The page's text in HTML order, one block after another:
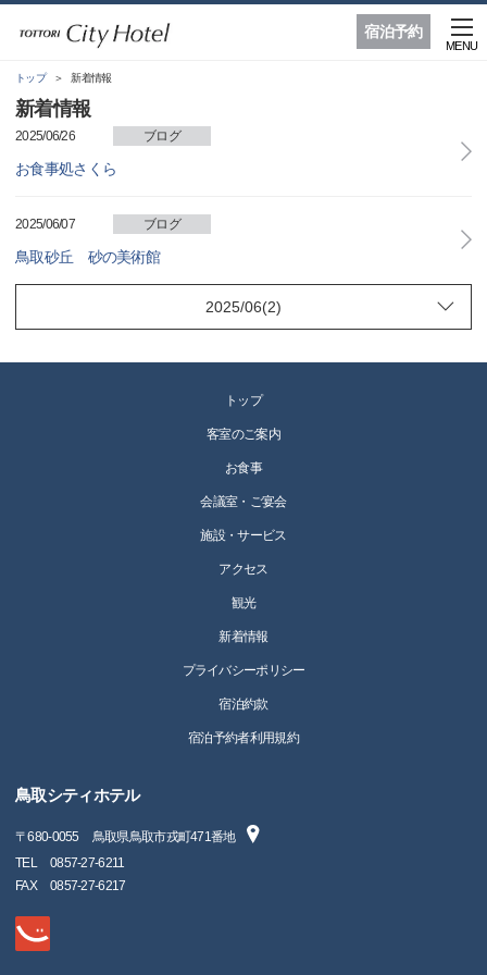
宿泊予約
MENU
トップ 新着情報
新着情報
2025/06/26 ブログ
お食事処さくら
2025/06/07 ブログ
鳥取砂丘 砂の美術館
トップ
客室のご案内
お食事
会議室・ご宴会
施設・サービス
アクセス
観光
新着情報
プライバシーポリシー
宿泊約款
宿泊予約者利用規約
鳥取シティホテル
〒680-0055
鳥取県鳥取市戎町471番地
TEL
0857-27-6211
FAX
0857-27-6217